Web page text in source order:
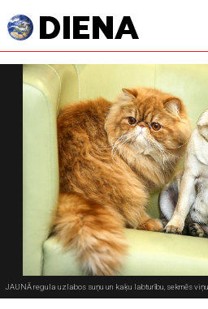
JAUNĀ regula uzlabos suņu un kaķu labturību, sekmēs